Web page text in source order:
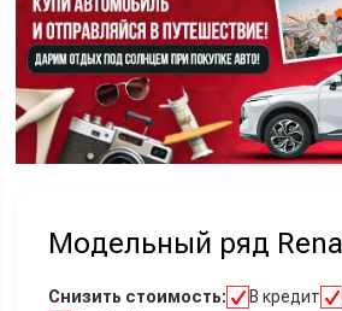
Модельный ряд
Снизить стоимость: В кредит